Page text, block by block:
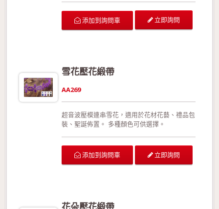
呈現特殊的邊緣造型，同時有效預防織帶經拉扯
活動場地的佈置、室內的佈置、禮品的包裝、手
配件。 生產過程符合環保規定，產品品質經檢
驗合格!歡迎來電詢問或索取色卡與樣本!
添加到詢問車 立即詢問
雪花壓花緞帶
AA269
超音波壓模連串雪花，適用於花材花藝、禮品包
裝、聖誕佈置。 多種顏色可供選擇。
添加到詢問車 立即詢問
花朵壓花緞帶